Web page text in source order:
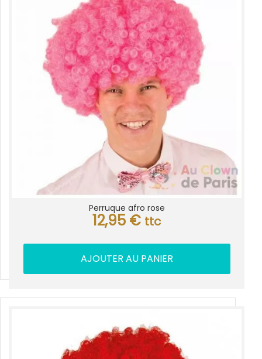
Perruque afro rose
12,95 € ttc
AJOUTER AU PANIER